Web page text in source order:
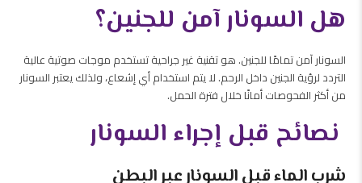
هل السونار آمن للجنين؟
السونار آمن تمامًا للجنين. هو تقنية غير جراحية تستخدم موجات صوتية عالية
التردد لرؤية الجنين داخل الرحم. لا يتم استخدام أي إشعاع، ولذلك يعتبر السونار
من أكثر الفحوصات أمانًا خلال فترة الحمل.
نصائح قبل إجراء السونار
شرب الماء قبل السونار عبر البطن